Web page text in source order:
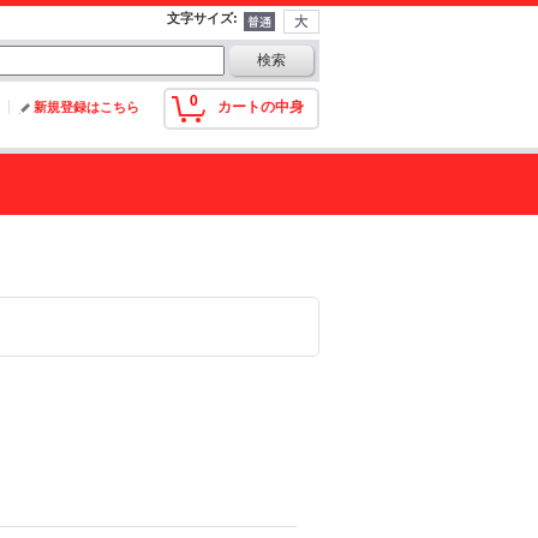
文字サイズ:
0 カートの中身
新規登録はこちら